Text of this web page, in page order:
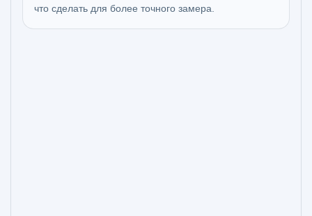
что сделать для более точного замера.